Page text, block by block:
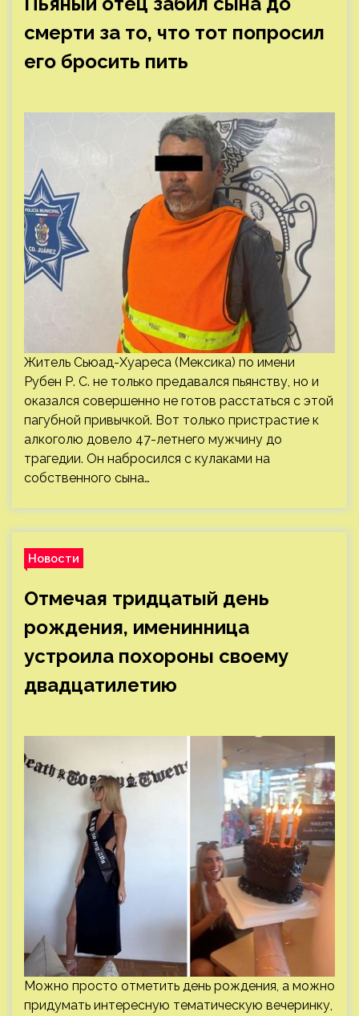
смерти за то, что тот попросил
его бросить пить
Житель Сьюад-Хуареса (Мексика) по имени
Рубен Р. С. не только предавался пьянству, но и
оказался совершенно не готов расстаться с этой
пагубной привычкой. Вот только пристрастие к
алкоголю довело 47-летнего мужчину до
трагедии. Он набросился с кулаками на
собственного сына…
Новости
Отмечая тридцатый день
рождения, именинница
устроила похороны своему
двадцатилетию
Можно просто отметить день рождения, а можно
придумать интересную тематическую вечеринку,